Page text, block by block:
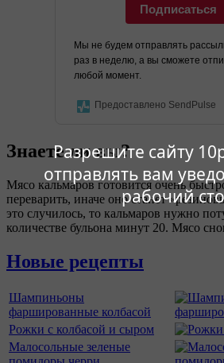
Разрешите сайту
отправлять вам
рабочий
Подписаться
Мы не будем отправлять
раз в неделю, а вы сможете
любой момент.
Предоставлено SendPulse
Знаете ли вы?
Мясо кальмаров готовится очень
переварить, иначе оно станет
это случилось, то кальмаров нужно
количестве бульона минут 20. Мясо
Новые рецепты
Шампиньоны
фаршированные колбасой
Рожки с колбасой и сыром
Малосольные зеленые